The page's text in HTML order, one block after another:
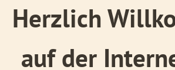
Vorsorgeuntersuchungen
Laserbehandlungen
Herzlich
auf der